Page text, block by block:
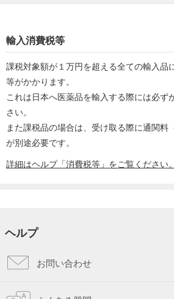
輸入消費税等
課税対象額が１万円を超える全ての輸入品
等がかかります。
これは日本へ医薬品を輸入する際には必ず
さい。
また課税品の場合は、受け取る際に通関料
が別途必要です。
詳細はヘルプ「消費税等」をご覧ください。
ヘルプ
お問い合わせ